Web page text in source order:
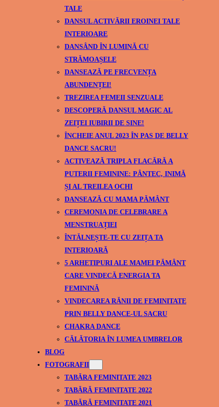
TALE
DANSUL ACTIVĂRII EROINEI TALE
INTERIOARE
DANSÂND ÎN LUMINĂ CU
STRĂMOAȘELE
DANSEAZĂ PE FRECVENȚA
ABUNDENȚEI!
TREZIREA FEMEII SENZUALE
DESCOPERĂ DANSUL MAGIC AL
ZEIȚEI IUBIRII DE SINE!
ÎNCHEIE ANUL 2023 ÎN PAS DE BELLY
DANCE SACRU!
ACTIVEAZĂ TRIPLA FLACĂRĂ A
PUTERII FEMININE: PÂNTEC, INIMĂ
ȘI AL TREILEA OCHI
DANSEAZĂ CU MAMA PĂMÂNT
CEREMONIA DE CELEBRARE A
MENSTRUAȚIEI
ÎNTĂLNEȘTE-TE CU ZEIȚA TA
INTERIOARĂ
5 ARHETIPURI ALE MAMEI PĂMÂNT
CARE VINDECĂ ENERGIA TA
FEMININĂ
VINDECAREA RĂNII DE FEMINITATE
PRIN BELLY DANCE-UL SACRU
CHAKRA DANCE
CĂLĂTORIA ÎN LUMEA UMBRELOR
BLOG
FOTOGRAFII
TABĂRA FEMINITATE 2023
TABĂRĂ FEMINITATE 2022
TABĂRĂ FEMINITATE 2021